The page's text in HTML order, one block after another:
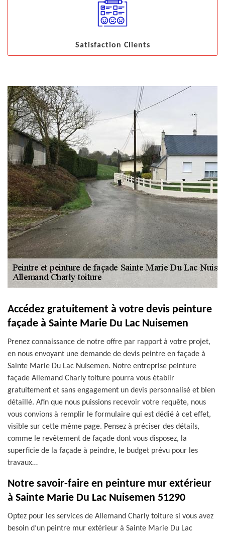
Satisfaction Clients
Accédez gratuitement à votre devis peinture
façade à Sainte Marie Du Lac Nuisemen
Prenez connaissance de notre offre par rapport à votre projet,
en nous envoyant une demande de devis peintre en façade à
Sainte Marie Du Lac Nuisemen. Notre entreprise peinture
façade Allemand Charly toiture pourra vous établir
gratuitement et sans engagement un devis personnalisé et bien
détaillé. Afin que nous puissions recevoir votre requête, nous
vous convions à remplir le formulaire qui est dédié à cet effet,
visible sur cette même page. Pensez à préciser des détails,
comme le revêtement de façade dont vous disposez, la
superficie de la façade à peindre, le budget prévu pour les
travaux…
Notre savoir-faire en peinture mur extérieur
à Sainte Marie Du Lac Nuisemen 51290
Optez pour les services de Allemand Charly toiture si vous avez
besoin d’un peintre mur extérieur à Sainte Marie Du Lac